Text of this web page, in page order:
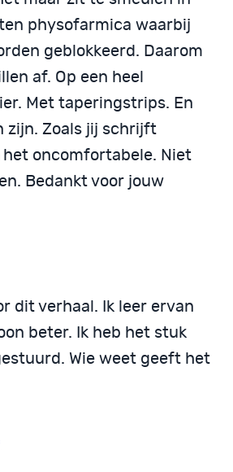
physofarmica waarbij
geblokkeerd. Daarom
af. Op een heel
Met taperingstrips. En
zijn. Zoals jij schrijft
oncomfortabele. Niet
Bedankt voor jouw
dit verhaal. Ik leer ervan
beter. Ik heb het stuk
Wie weet geeft het